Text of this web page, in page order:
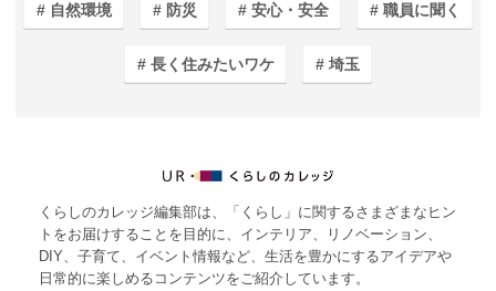
自然環境 防災 安心・安全 職員に聞く
長く住みたいワケ 埼玉
くらしのカレッジ編集部は、「くらし」に関するさまざまなヒン
トをお届けすることを目的に、インテリア、リノベーション、
DIY、子育て、イベント情報など、生活を豊かにするアイデアや
日常的に楽しめるコンテンツをご紹介しています。